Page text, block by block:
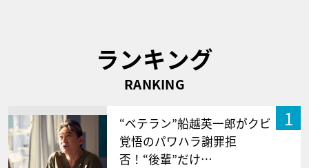
ランキング
RANKING
1
“ベテラン”船越英一郎がクビ
覚悟のパワハラ謝罪拒
否！“後輩”だけ…